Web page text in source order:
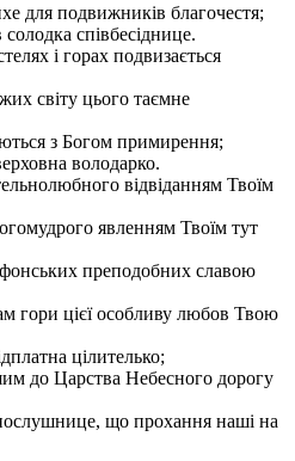
для подвижників благочестя;
співбесіднице.
і горах подвизається
світу цього таємне
з Богом примирення;
володарко.
відвіданням Твоїм
явленням Твоїм тут
преподобних славою
гори цієї особливу любов Твою
цілителько;
до Царства Небесного дорогу
що прохання наші на